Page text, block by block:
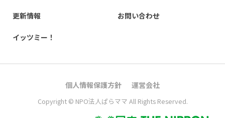
更新情報 お問い合わせ
イッツミー！
個人情報保護方針 運営会社
Copyright © NPO法人ぱらママ All Rights Reserved.